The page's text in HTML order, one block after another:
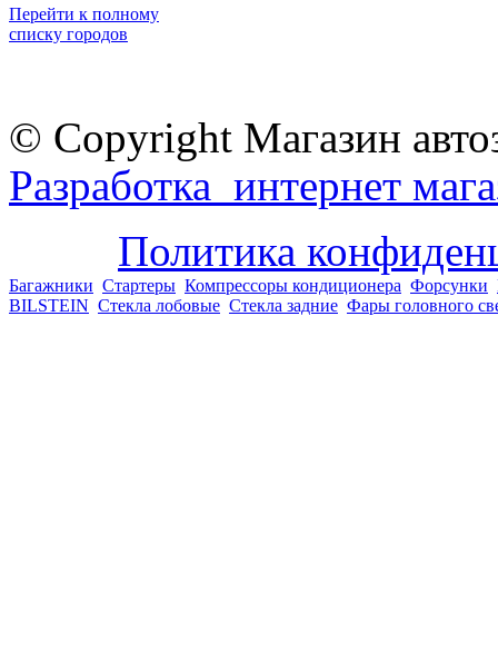
Перейти к полному
списку городов
© Copyright Магазин
Разработка интернет
Политика
Багажники Стартеры Компрессоры кондиционера Форсунки
BILSTEIN Стекла лобовые Стекла задние Фары головного